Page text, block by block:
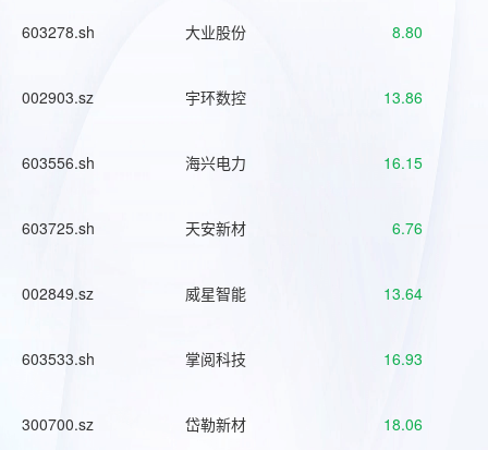
603278.sh 大业股份 8.80
002903.sz 宇环数控 13.86
603556.sh 海兴电力 16.15
603725.sh 天安新材 6.76
002849.sz 威星智能 13.64
603533.sh 掌阅科技 16.93
300700.sz 岱勒新材 18.06